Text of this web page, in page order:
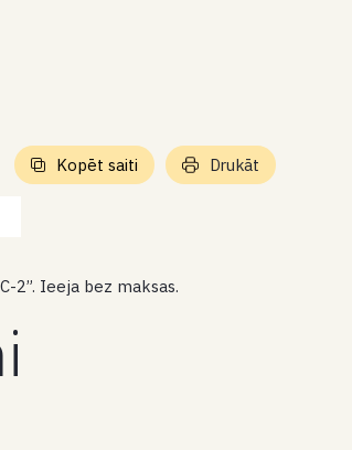
Kopēt saiti Drukāt
2”. Ieeja bez maksas.